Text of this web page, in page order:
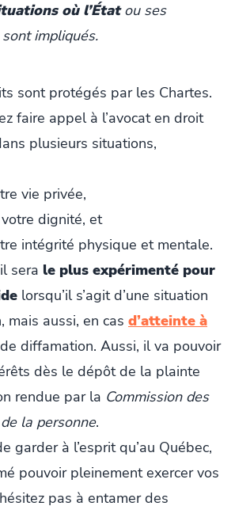
où l’Étatou ses
impliqués.
sont protégés par les Chartes.
faire appel à l’avocat en droit
plusieurs situations,
vie privée,
dignité, et
intégrité physique et mentale.
sera le plus expérimenté pour
lorsqu’il s’agit d’une situation
mais aussi, en cas d’atteinte à
diffamation. Aussi, il va pouvoir
dès le dépôt de la plainte
rendue par la Commission des
la personne.
garder à l’esprit qu’au Québec,
pouvoir pleinement exercer vos
pas à entamer des